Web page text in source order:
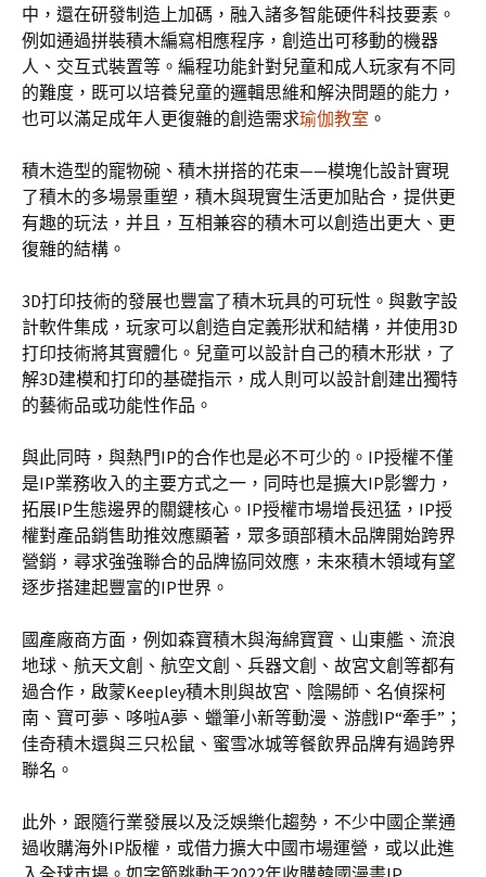
中，還在研發制造上加碼，融入諸多智能硬件科技要素。
例如通過拼裝積木編寫相應程序，創造出可移動的機器
人、交互式裝置等。編程功能針對兒童和成人玩家有不同
的難度，既可以培養兒童的邏輯思維和解決問題的能力，
也可以滿足成年人更復雜的創造需求瑜伽教室 。
積木造型的寵物碗、積木拼搭的花束——模塊化設計實現
了積木的多場景重塑，積木與現實生活更加貼合，提供更
有趣的玩法，并且，互相兼容的積木可以創造出更大、更
復雜的結構。
3D打印技術的發展也豐富了積木玩具的可玩性。與數字設
計軟件集成，玩家可以創造自定義形狀和結構，并使用3D
打印技術將其實體化。兒童可以設計自己的積木形狀，了
解3D建模和打印的基礎指示，成人則可以設計創建出獨特
的藝術品或功能性作品。
與此同時，與熱門IP的合作也是必不可少的。IP授權不僅
是IP業務收入的主要方式之一，同時也是擴大IP影響力，
拓展IP生態邊界的關鍵核心。IP授權市場增長迅猛，IP授
權對產品銷售助推效應顯著，眾多頭部積木品牌開始跨界
營銷，尋求強強聯合的品牌協同效應，未來積木領域有望
逐步搭建起豐富的IP世界。
國產廠商方面，例如森寶積木與海綿寶寶、山東艦、流浪
地球、航天文創、航空文創、兵器文創、故宮文創等都有
過合作，啟蒙Keepley積木則與故宮、陰陽師、名偵探柯
南、寶可夢、哆啦A夢、蠟筆小新等動漫、游戲IP“牽手”；
佳奇積木還與三只松鼠、蜜雪冰城等餐飲界品牌有過跨界
聯名。
此外，跟隨行業發展以及泛娛樂化趨勢，不少中國企業通
過收購海外IP版權，或借力擴大中國市場運營，或以此進